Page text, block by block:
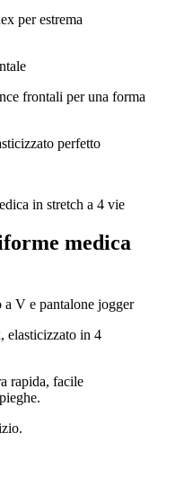
per estrema
frontali per una forma
perfetto
medica
V e pantalone jogger
elasticizzato in 4
rapida, facile